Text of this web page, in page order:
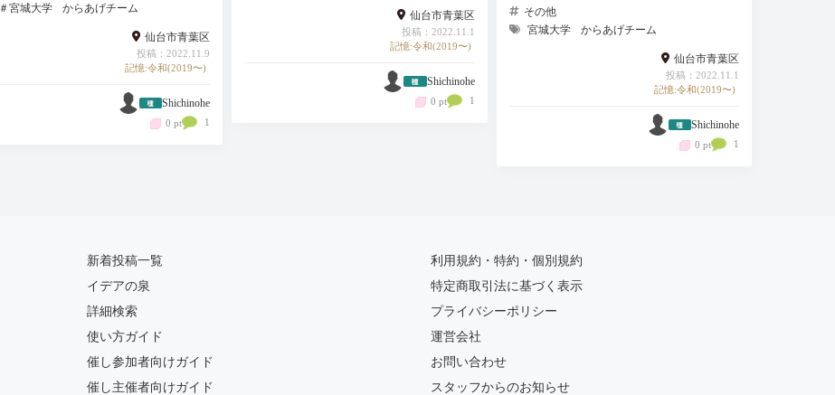
＃宮城大学
からあげチーム
仙台市青葉区
投稿：2022.11.9
記憶:令和(2019〜)
Shichinohe
0 pt 1
仙台市青葉区
投稿：2022.11.1
記憶:令和(2019〜)
Shichinohe
0 pt 1
その他
宮城大学
からあげチーム
仙台市青葉区
投稿：2022.11.1
記憶:令和(2019〜)
Shichinohe
0 pt 1
新着投稿一覧
イデアの泉
詳細検索
使い方ガイド
催し参加者向けガイド
催し主催者向けガイド
利用規約・特約・個別規約
特定商取引法に基づく表示
プライバシーポリシー
運営会社
お問い合わせ
スタッフからのお知らせ